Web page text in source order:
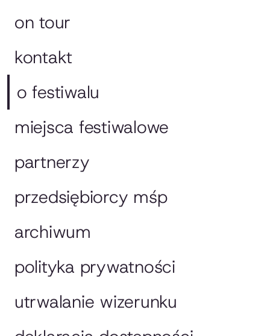
on tour
kontakt
o festiwalu
miejsca festiwalowe
partnerzy
przedsiębiorcy mśp
archiwum
polityka prywatności
utrwalanie wizerunku